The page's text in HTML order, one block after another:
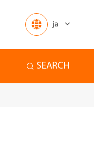
 ja
 SEARCH